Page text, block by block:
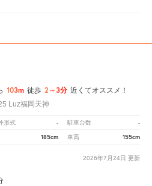
103m 徒歩 2～3分 近くてオススメ！
Luz福岡天神
形式 - 駐車台数 -
185cm 車高 155cm
2026年7月24日 更新